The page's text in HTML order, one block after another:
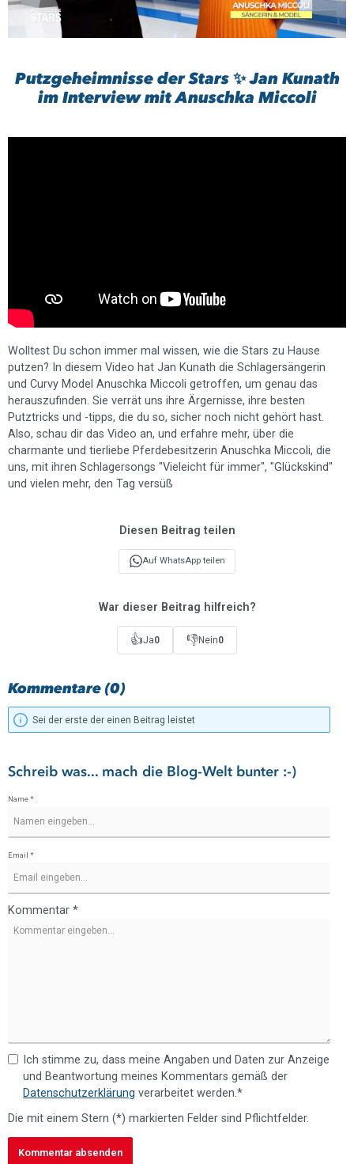
Putzgeheimnisse der Stars ✨ Jan Kunath
im Interview mit Anuschka Miccoli
Wolltest Du schon immer mal wissen, wie die Stars zu Hause
putzen? In diesem Video hat Jan Kunath die Schlagersängerin
und Curvy Model Anuschka Miccoli getroffen, um genau das
herauszufinden. Sie verrät uns ihre Ärgernisse, ihre besten
Putztricks und -tipps, die du so, sicher noch nicht gehört hast.
Also, schau dir das Video an, und erfahre mehr, über die
charmante und tierliebe Pferdebesitzerin Anuschka Miccoli, die
uns, mit ihren Schlagersongs "Vieleicht für immer", "Glückskind"
und vielen mehr, den Tag versüß
Diesen Beitrag teilen
Auf WhatsApp teilen
War dieser Beitrag hilfreich?
👍Ja0 👎Nein0
Kommentare (0)
Sei der erste der einen Beitrag leistet
Schreib was... mach die Blog-Welt bunter :-)
Name *
Email *
Kommentar *
Ich stimme zu, dass meine Angaben und Daten zur Anzeige
und Beantwortung meines Kommentars gemäß der
Datenschutzerklärung verarbeitet werden.*
Die mit einem Stern (*) markierten Felder sind Pflichtfelder.
Kommentar absenden